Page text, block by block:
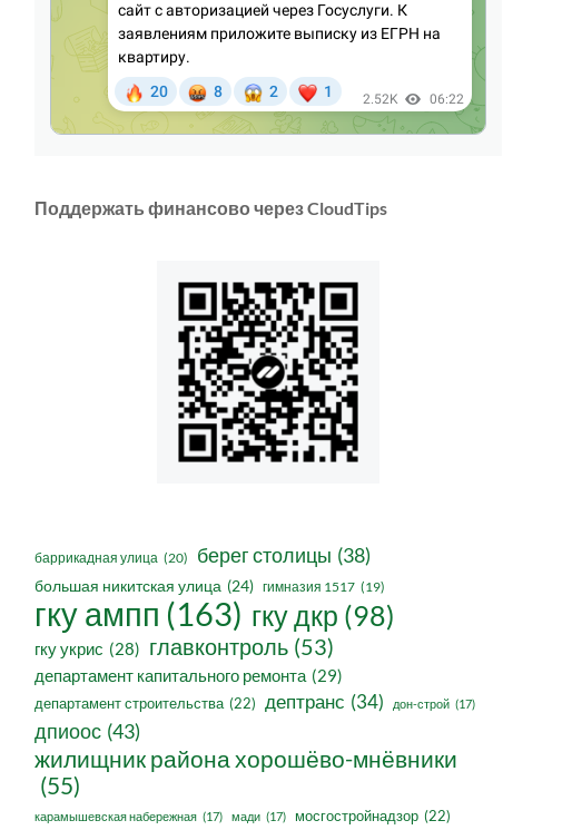
Поддержать финансово через CloudTips
баррикадная улица (20) берег столицы (38)
большая никитская улица (24) гимназия 1517 (19)
гку ампп (163) гку дкр (98)
гку укрис (28) главконтроль (53)
департамент капитального ремонта (29)
департамент строительства (22) дептранс (34) дон-строй (17)
дпиоос (43)
жилищник района хорошёво-мнёвники
(55)
карамышевская набережная (17) мади (17) мосгостройнадзор (22)